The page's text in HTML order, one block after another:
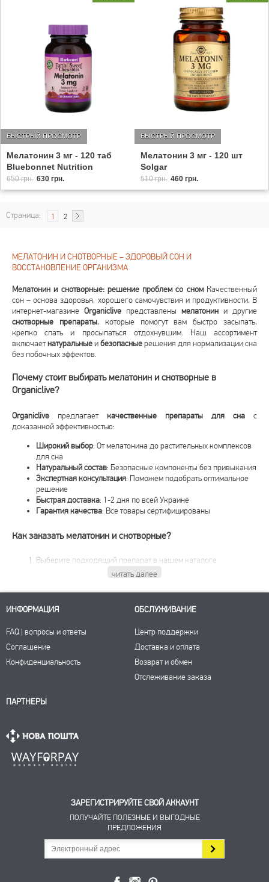
Мелатонин 3 мг - 120 таб
Bluebonnet Nutrition
БЫСТРЫЙ ПРОСМОТР
650 грн. 630 грн.
Мелатонин 3 мг - 120 шт
Solgar
БЫСТРЫЙ ПРОСМОТР
510 грн. 460 грн.
Страница: 1 2
МЕЛАТОНИН И СНОТВОРНЫЕ – ЗДОРОВЫЙ СОН И
ВОССТАНОВЛЕНИЕ ОРГАНИЗМА
Мелатонин и снотворные: решение проблем со сномКачественный
сон – основа здоровья, хорошего самочувствия и продуктивности. В
интернет-магазине Organiclive представлены мелатонин и другие
снотворные препараты, которые помогут вам быстро засыпать,
крепко спать и просыпаться отдохнувшим. Наш ассортимент
включаетнатуральныеибезопасныерешения для нормализации сна
без побочных эффектов.
Почему стоит выбирать мелатонин и снотворные в
Organiclive?
Organiclive предлагает качественные препараты для сна с
доказанной эффективностью:
Широкий выбор: От мелатонина до растительных комплексов
для сна
Натуральный состав: Безопасные компоненты без привыкания
Экспертная консультация: Поможем подобрать оптимальное
решение
Быстрая доставка: 1-2 дня по всей Украине
Гарантия качества: Все товары сертифицированы
Как заказать мелатонин и снотворные?
Выберите подходящий препарат в нашем каталоге
читать далее
ИНФОРМАЦИЯ
FAQ | вопросы и ответы
Соглашение
Конфиденциальность
ОБСЛУЖИВАНИЕ
Центр поддержки
Доставка и оплата
Возврат и обмен
Отслеживание заказа
ПАРТНЕРЫ
ЗАРЕГИСТРИРУЙТЕ СВОЙ АККАУНТ
ПОЛУЧАЙТЕ ПОЛЕЗНЫЕ И ВЫГОДНЫЕ
ПРЕДЛОЖЕНИЯ